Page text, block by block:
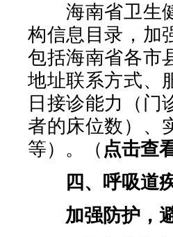
海南省卫生健
构信息目录，加
包括海南省各市
地址联系方式、
日接诊能力（门
者的床位数）、
等）。（ 点击查
四、呼吸道
加强防护，